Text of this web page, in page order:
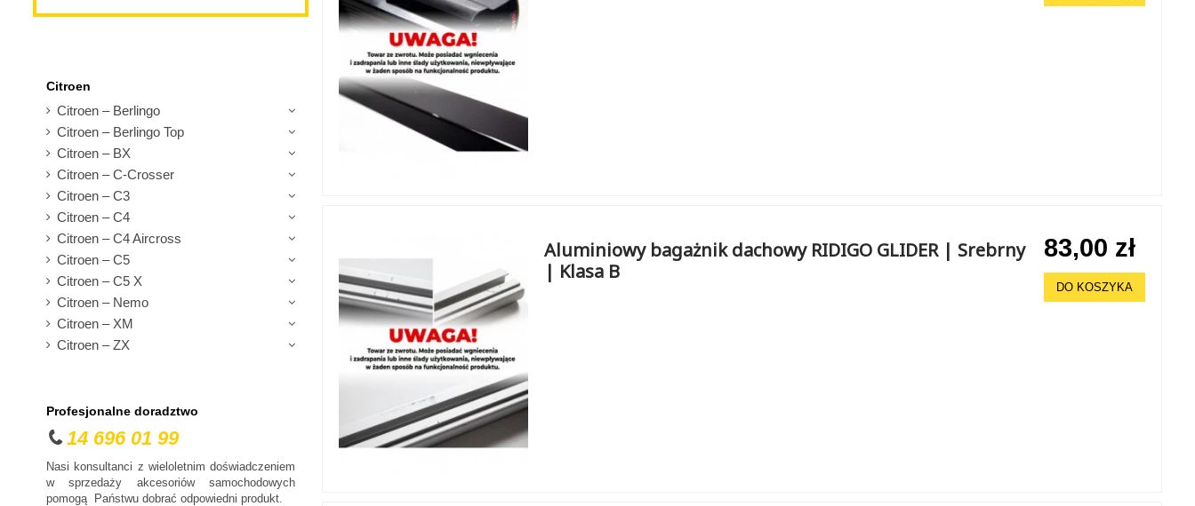
Aluminiowy bagażnik dachowy RIDIGO GLIDER | Srebrny
| Klasa B
83,00 zł
DO KOSZYKA
Citroen
Citroen – Berlingo
Citroen – Berlingo Top
Citroen – BX
Citroen – C-Crosser
Citroen – C3
Citroen – C4
Citroen – C4 Aircross
Citroen – C5
Citroen – C5 X
Citroen – Nemo
Citroen – XM
Citroen – ZX
Profesjonalne doradztwo
14 696 01 99
Nasi konsultanci z wieloletnim doświadczeniem
w sprzedaży akcesoriów samochodowych
pomogą Państwu dobrać odpowiedni produkt.